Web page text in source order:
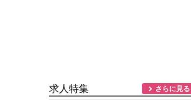
求人特集 さらに見る